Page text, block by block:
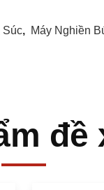
Súc, Máy Nghiền
đề